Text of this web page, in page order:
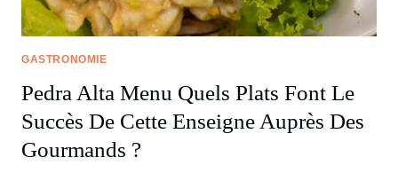
GASTRONOMIE
Pedra Alta Menu Quels Plats Font Le
Succès De Cette Enseigne Auprès Des
Gourmands ?